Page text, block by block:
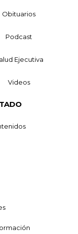
Obituarios
Podcast
Ejecutiva
Videos